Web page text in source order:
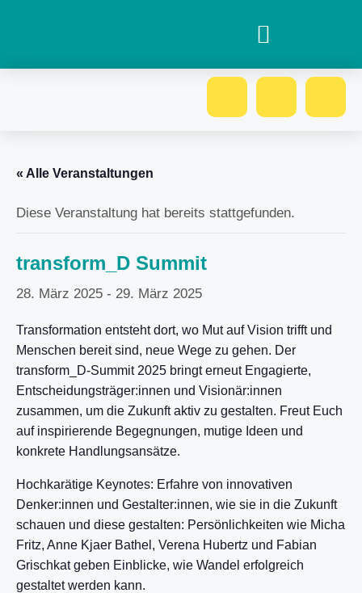
« Alle Veranstaltungen
Diese Veranstaltung hat bereits stattgefunden.
transform_D Summit
28. März 2025 - 29. März 2025
Transformation entsteht dort, wo Mut auf Vision trifft und
Menschen bereit sind, neue Wege zu gehen. Der
transform_D-Summit 2025 bringt erneut Engagierte,
Entscheidungsträger:innen und Visionär:innen
zusammen, um die Zukunft aktiv zu gestalten. Freut Euch
auf inspirierende Begegnungen, mutige Ideen und
konkrete Handlungsansätze.
Hochkarätige Keynotes: Erfahre von innovativen
Denker:innen und Gestalter:innen, wie sie in die Zukunft
schauen und diese gestalten: Persönlichkeiten wie Micha
Fritz, Anne Kjaer Bathel, Verena Hubertz und Fabian
Grischkat geben Einblicke, wie Wandel erfolgreich
gestaltet werden kann.